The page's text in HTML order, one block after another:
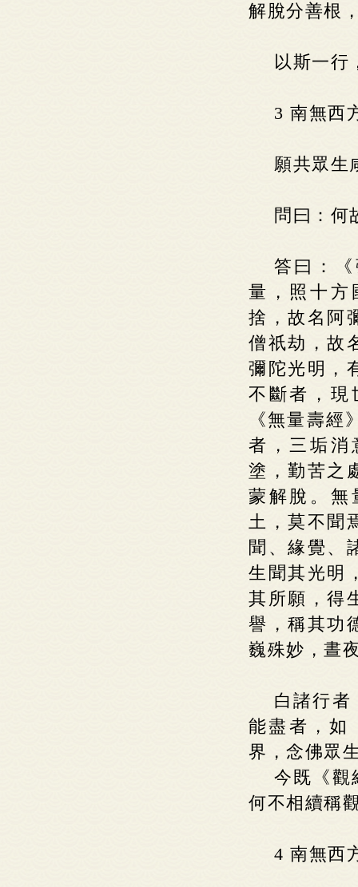
解脫分善根
以斯一行
3 南無西
願共眾生
問曰：何
答曰：
量，照十方
捨，故名阿
僧祇劫，故
彌陀光明，
不斷者，現
《無量壽
者，三垢消
塗，勤苦之
蒙解脫。無
土，莫不聞
聞、緣覺、
生聞其光明
其所願，得
譽，稱其功
巍殊妙，晝
白諸行者
能盡者，如
界，念佛眾
今既《觀
何不相續稱
4 南無西